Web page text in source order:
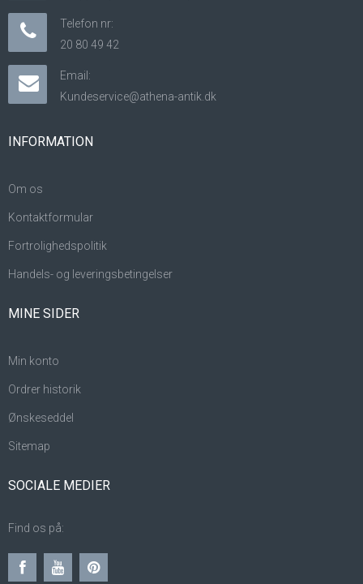
Telefon nr:
20 80 49 42
Email:
Kundeservice@athena-antik.dk
INFORMATION
Om os
Kontaktformular
Fortrolighedspolitik
Handels- og leveringsbetingelser
MINE SIDER
Min konto
Ordrer historik
Ønskeseddel
Sitemap
SOCIALE MEDIER
Find os på: